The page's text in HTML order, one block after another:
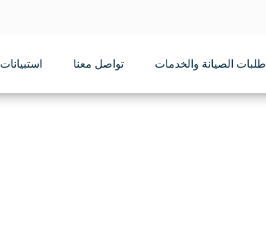
طلبات الصيانة والخدمات تواصل معنا استبيانات